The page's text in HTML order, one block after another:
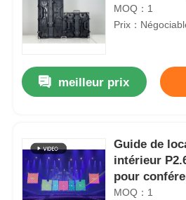
MOQ：1
Prix：
meilleur prix
Guide de
intérieur
pour
MOQ：1